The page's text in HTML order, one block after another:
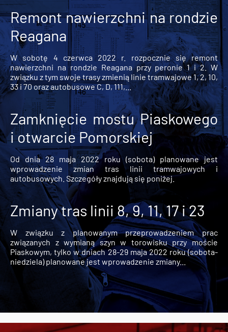
Remont nawierzchni na rondzie
Reagana
W sobotę 4 czerwca 2022 r. rozpocznie się remont
nawierzchni na rondzie Reagana przy peronie 1 i 2. W
związku z tym swoje trasy zmienią linie tramwajowe 1, 2, 10,
33 i 70 oraz autobusowe C, D, 111,...
Zamknięcie mostu Piaskowego
i otwarcie Pomorskiej
Od dnia 28 maja 2022 roku (sobota) planowane jest
wprowadzenie zmian tras linii tramwajowych i
autobusowych. Szczegóły znajdują się poniżej.
Zmiany tras linii 8, 9, 11, 17 i 23
W związku z planowanym przeprowadzeniem prac
związanych z wymianą szyn w torowisku przy moście
Piaskowym, tylko w dniach 28-29 maja 2022 roku (sobota-
niedziela) planowane jest wprowadzenie zmiany...